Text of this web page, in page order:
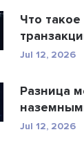
Что
Jul 12, 2026
Разница
�...
Jul 12, 2026